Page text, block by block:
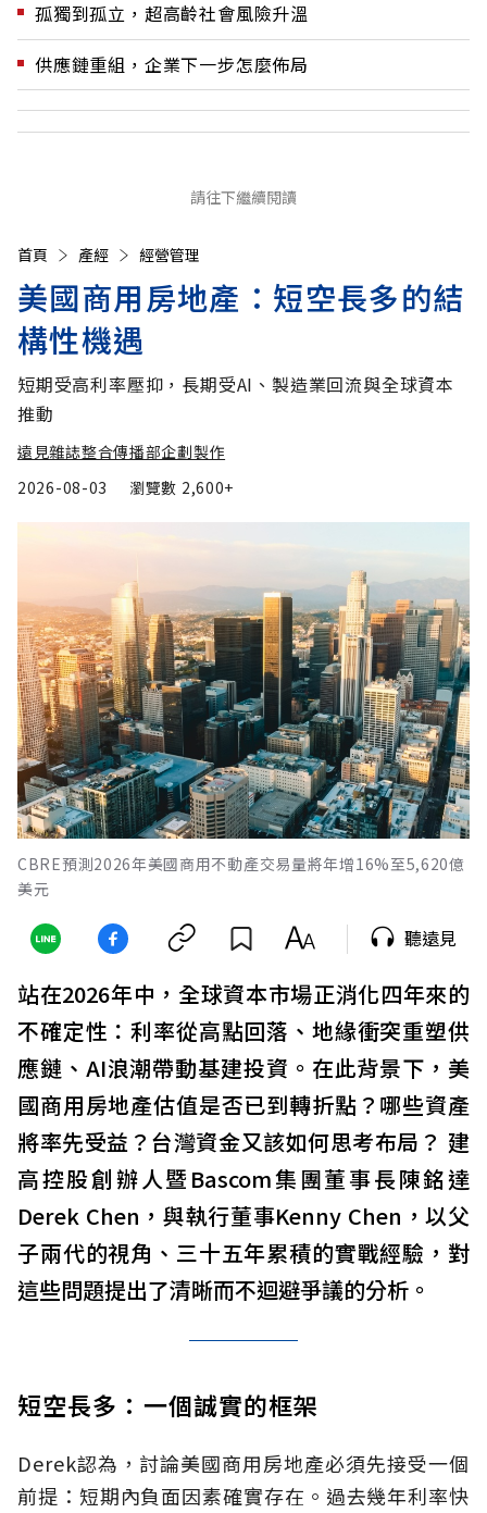
孤獨到孤立，超高齡社會風險升溫
供應鏈重組，企業下一步怎麼佈局
請往下繼續閱讀
首頁 產經 經營管理
美國商用房地產：短空長多的結
構性機遇
短期受高利率壓抑，長期受AI、製造業回流與全球資本
推動
遠見雜誌整合傳播部企劃製作
2026-08-03
瀏覽數 2,600+
CBRE預測2026年美國商用不動產交易量將年增16%至5,620億
美元
聽遠見
站在2026年中，全球資本市場正消化四年來的
不確定性：利率從高點回落、地緣衝突重塑供
應鏈、AI浪潮帶動基建投資。在此背景下，美
國商用房地產估值是否已到轉折點？哪些資產
將率先受益？台灣資金又該如何思考布局？ 建
高控股創辦人暨Bascom集團董事長陳銘達
Derek Chen，與執行董事Kenny Chen，以父
子兩代的視角、三十五年累積的實戰經驗，對
這些問題提出了清晰而不迴避爭議的分析。
短空長多：一個誠實的框架
Derek認為，討論美國商用房地產必須先接受一個
前提：短期內負面因素確實存在。過去幾年利率快